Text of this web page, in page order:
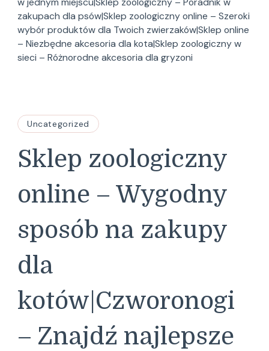
zakupach dla psów|Sklep zoologiczny online – Szeroki
wybór produktów dla Twoich zwierzaków|Sklep online
– Niezbędne akcesoria dla kota|Sklep zoologiczny w
sieci – Różnorodne akcesoria dla gryzoni
Uncategorized
Sklep zoologiczny
online – Wygodny
sposób na zakupy
dla
kotów|Czworonogi
– Znajdź najlepsze